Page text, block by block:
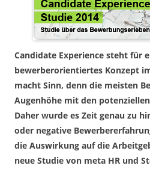
Candidate Experience steht für
bewerberorientiertes Konzept
macht Sinn, denn die meisten
Augenhöhe mit den
Daher wurde es Zeit genau zu
oder negative
die Auswirkung auf die
neue Studie von meta HR und